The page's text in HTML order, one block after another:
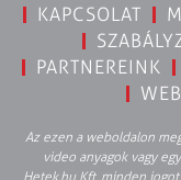
KAPCSOLAT
PARTNEREINK
Az ezen a weboldalon
video anyagok vagy
Hetek.hu Kft. minden